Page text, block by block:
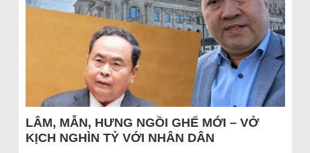
LÂM, MẪN, HƯNG NGỒI GHẾ MỚI – VỞ
KỊCH NGHÌN TỶ VỚI NHÂN DÂN